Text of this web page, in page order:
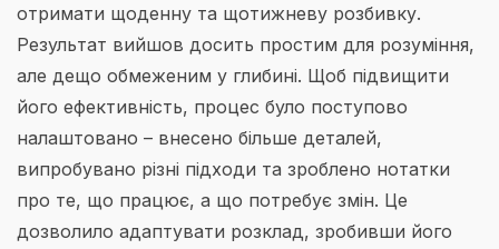
отримати щоденну та щотижневу розбивку.
Результат вийшов досить простим для розуміння,
але дещо обмеженим у глибині. Щоб підвищити
його ефективність, процес було поступово
налаштовано – внесено більше деталей,
випробувано різні підходи та зроблено нотатки
про те, що працює, а що потребує змін. Це
дозволило адаптувати розклад, зробивши його